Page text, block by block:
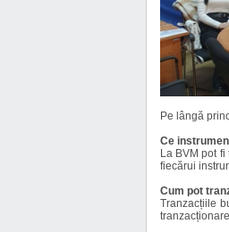
Pe lângă
Ce
La BVM pot
fiecărui
Cum pot
Tranzacțiile